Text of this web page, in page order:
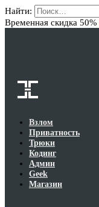
Найти:
Временная скидка 50%
Взлом
Приватность
Трюки
Кодинг
Админ
Geek
Магазин